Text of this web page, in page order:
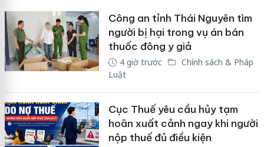
Công an tỉnh Thái Nguyên tìm
người bị hại trong vụ án bán
thuốc đông y giả
4 giờ trước
Chính sách & Pháp
Luật
Cục Thuế yêu cầu hủy tạm
hoãn xuất cảnh ngay khi người
nộp thuế đủ điều kiện